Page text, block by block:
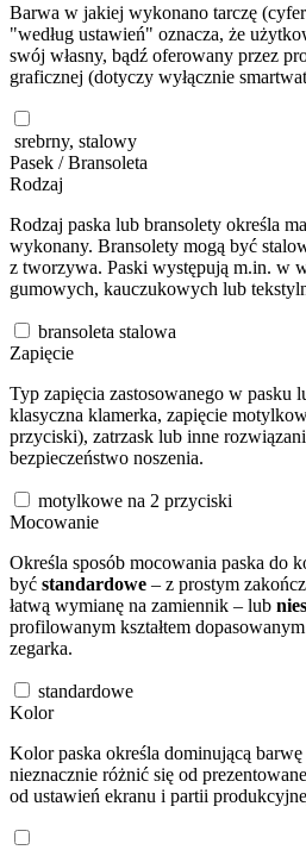
Barwa w jakiej wykonano tarczę
"według ustawień" oznacza, że
swój własny, bądź oferowany przez
graficznej (dotyczy wyłącznie
srebrny, stalowy
Pasek / Bransoleta
Rodzaj
Rodzaj paska lub bransolety określa
wykonany. Bransolety mogą być
z tworzywa. Paski występują m.in. w
gumowych, kauczukowych lub
bransoleta stalowa
Zapięcie
Typ zapięcia zastosowanego w pasku
klasyczna klamerka, zapięcie
przyciski), zatrzask lub inne
bezpieczeństwo noszenia.
motylkowe na 2 przyciski
Mocowanie
Określa sposób mocowania paska do
być standardowe – z prostym
łatwą wymianę na zamiennik – lub
profilowanym kształtem
zegarka.
standardowe
Kolor
Kolor paska określa dominującą barwę
nieznacznie różnić się od
od ustawień ekranu i partii